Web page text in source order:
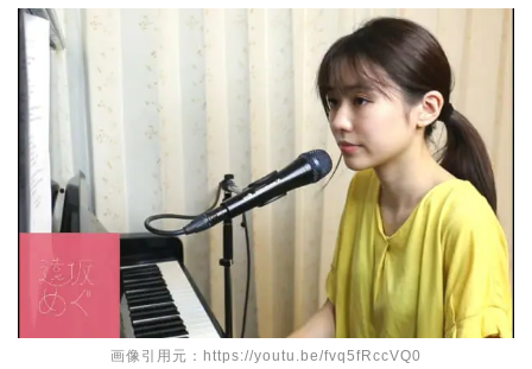
画像引用元：https://youtu.be/fvq5fRccVQ0